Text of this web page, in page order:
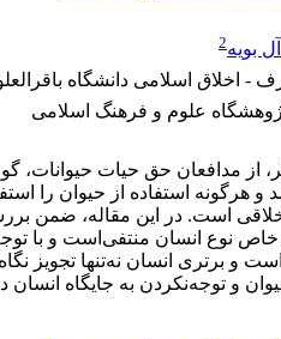
بویه2
اخلاق اسلامی دانشگاه
علوم و فرهنگ اسلامی
از مدافعان حق حیات حیوانات،
و هرگونه استفاده از حیوان را
است. در این مقاله، ضمن
نوع انسان منتفی‌است و با
و برتری انسان نه‌تنها تجویز
و توجه‌نکردن به جایگاه